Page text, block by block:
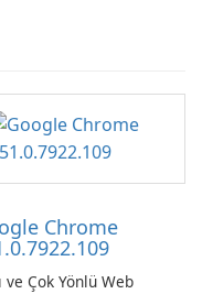
Chrome
ve Çok Yönlü Web